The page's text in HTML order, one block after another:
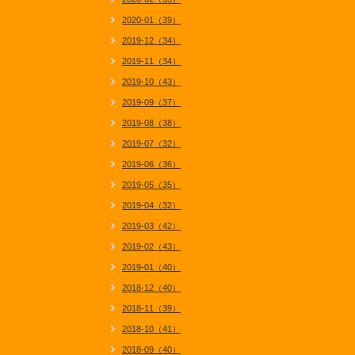
2020-01（39）
2019-12（34）
2019-11（34）
2019-10（43）
2019-09（37）
2019-08（38）
2019-07（32）
2019-06（36）
2019-05（35）
2019-04（32）
2019-03（42）
2019-02（43）
2019-01（40）
2018-12（40）
2018-11（39）
2018-10（41）
2018-09（40）